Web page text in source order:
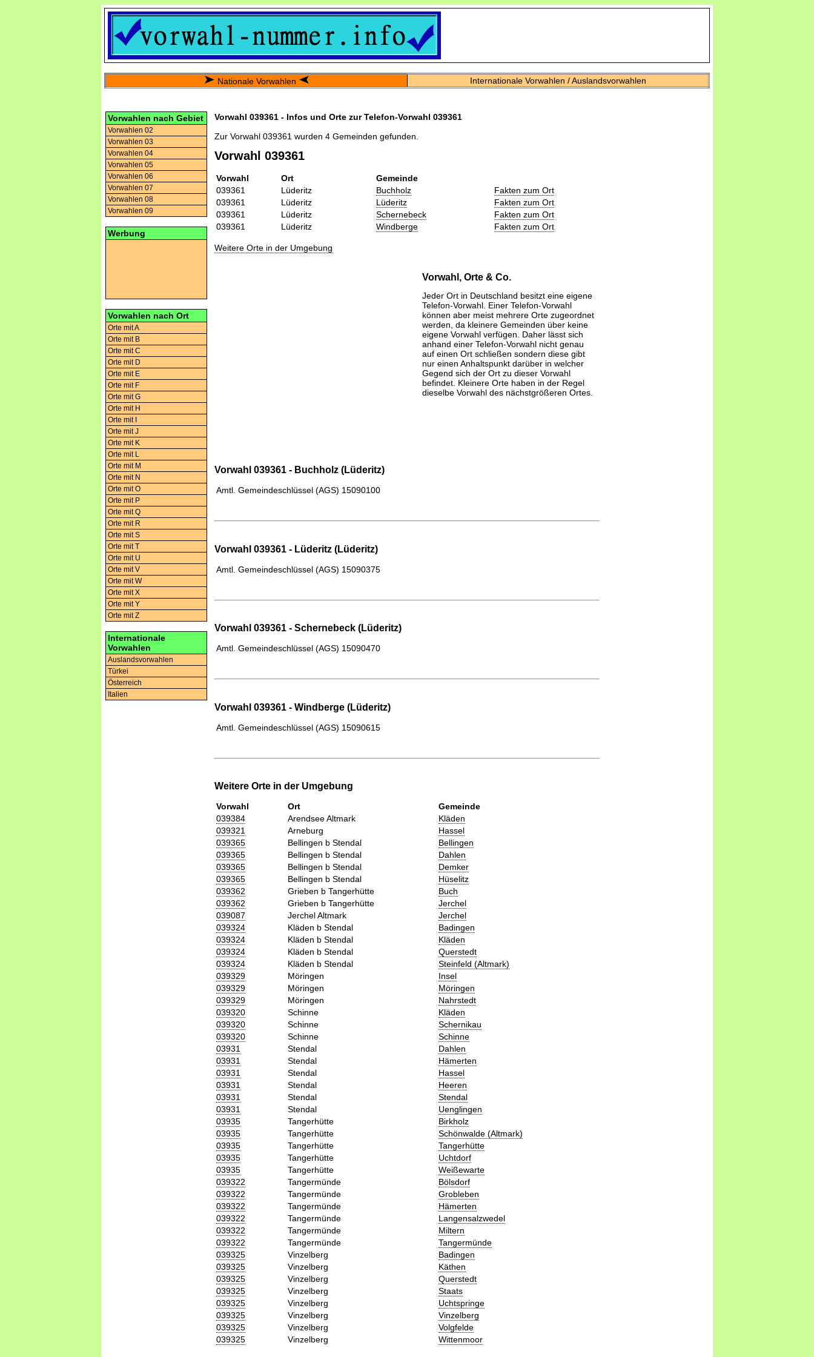
Nationale Vorwahlen Internationale Vorwahlen / Auslandsvorwahlen
Vorwahlen nach Gebiet
Vorwahlen 02
Vorwahlen 03
Vorwahlen 04
Vorwahlen 05
Vorwahlen 06
Vorwahlen 07
Vorwahlen 08
Vorwahlen 09
Werbung
Vorwahlen nach Ort
Orte mit A
Orte mit B
Orte mit C
Orte mit D
Orte mit E
Orte mit F
Orte mit G
Orte mit H
Orte mit I
Orte mit J
Orte mit K
Orte mit L
Orte mit M
Orte mit N
Orte mit O
Orte mit P
Orte mit Q
Orte mit R
Orte mit S
Orte mit T
Orte mit U
Orte mit V
Orte mit W
Orte mit X
Orte mit Y
Orte mit Z
Internationale
Vorwahlen
Auslandsvorwahlen
Türkei
Österreich
Italien
Vorwahl 039361 - Infos und Orte zur Telefon-Vorwahl 039361
Zur Vorwahl 039361 wurden 4 Gemeinden gefunden.
Vorwahl 039361
Vorwahl Ort
Gemeinde
039361
Lüderitz Buchholz
Fakten zum Ort
039361
Lüderitz Lüderitz
Fakten zum Ort
039361
Lüderitz Schernebeck
Fakten zum Ort
039361
Lüderitz Windberge Fakten zum Ort
Weitere Orte in der Umgebung
Vorwahl, Orte & Co.
Jeder Ort in Deutschland besitzt eine eigene
Telefon-Vorwahl. Einer Telefon-Vorwahl
können aber meist mehrere Orte zugeordnet
werden, da kleinere Gemeinden über keine
eigene Vorwahl verfügen. Daher lässt sich
anhand einer Telefon-Vorwahl nicht genau
auf einen Ort schließen sondern diese gibt
nur einen Anhaltspunkt darüber in welcher
Gegend sich der Ort zu dieser Vorwahl
befindet. Kleinere Orte haben in der Regel
dieselbe Vorwahl des nächstgrößeren Ortes.
Vorwahl 039361 - Buchholz (Lüderitz)
Amtl. Gemeindeschlüssel (AGS) 15090100
Vorwahl 039361 - Lüderitz (Lüderitz)
Amtl. Gemeindeschlüssel (AGS) 15090375
Vorwahl 039361 - Schernebeck (Lüderitz)
Amtl. Gemeindeschlüssel (AGS) 15090470
Vorwahl 039361 - Windberge (Lüderitz)
Amtl. Gemeindeschlüssel (AGS) 15090615
Weitere Orte in der Umgebung
Vorwahl Ort
Gemeinde
039384
Arendsee Altmark
Kläden
039321
Arneburg
Hassel
039365
Bellingen b Stendal
Bellingen
039365
Bellingen b Stendal
Dahlen
039365
Bellingen b Stendal
Demker
039365
Bellingen b Stendal
Hüselitz
039362
Grieben b Tangerhütte
Buch
039362
Grieben b Tangerhütte
Jerchel
039087
Jerchel Altmark
Jerchel
039324
Kläden b Stendal
Badingen
039324
Kläden b Stendal
Kläden
039324
Kläden b Stendal
Querstedt
039324
Kläden b Stendal
Steinfeld (Altmark)
039329
Möringen
Insel
039329
Möringen
Möringen
039329
Möringen
Nahrstedt
039320
Schinne
Kläden
039320
Schinne
Schernikau
039320
Schinne
Schinne
03931
Stendal
Dahlen
03931
Stendal
Hämerten
03931
Stendal
Hassel
03931
Stendal
Heeren
03931
Stendal
Stendal
03931
Stendal
Uenglingen
03935
Tangerhütte
Birkholz
03935
Tangerhütte
Schönwalde (Altmark)
03935
Tangerhütte
Tangerhütte
03935
Tangerhütte
Uchtdorf
03935
Tangerhütte
Weißewarte
039322
Tangermünde
Bölsdorf
039322
Tangermünde
Grobleben
039322
Tangermünde
Hämerten
039322
Tangermünde
Langensalzwedel
039322
Tangermünde
Miltern
039322
Tangermünde
Tangermünde
039325
Vinzelberg
Badingen
039325
Vinzelberg
Käthen
039325
Vinzelberg
Querstedt
039325
Vinzelberg
Staats
039325
Vinzelberg
Uchtspringe
039325
Vinzelberg
Vinzelberg
039325
Vinzelberg
Volgfelde
039325
Vinzelberg Wittenmoor